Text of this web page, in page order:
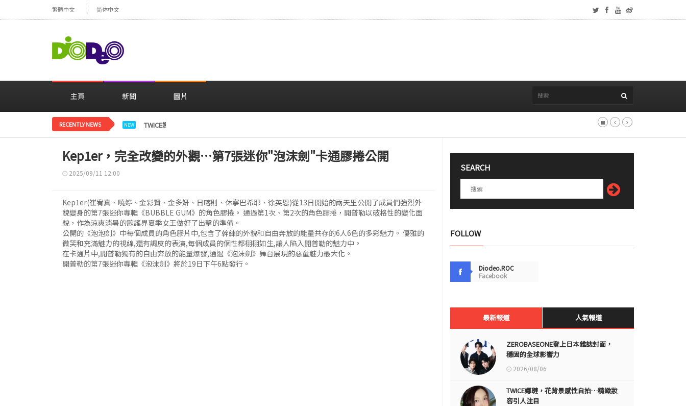
繁體中文 简体中文
主頁 新聞 圖片
RECENTLY NEWS NEW TWICE娜璉，花背景感性自拍…精緻妝容引人注目
Kep1er，完全改變的外觀…第7張迷你"泡沫劍"卡通膠捲公開
2025/09/11 12:00
Kep1er(崔宥真、曉婷、金彩賢、金多妍、日喀則、休寧巴希耶、徐英恩)從13日開始的兩天里公開了成員們強烈外
貌變身的第7張迷你專輯《BUBBLE GUM》的角色膠捲。 通過第1次、第2次的角色膠捲，開普勒以破格性的變化面
貌，作為涼爽消暑的歌謠界夏季女王做好了出擊的準備。
公開的《泡泡劍》中每個成員的角色膠片中,包含了幹練的外貌和自由奔放的能量共存的6人6色的多彩魅力。 優雅的
微笑和充滿魅力的視線,還有調皮的表演,每個成員的個性都栩栩如生,讓人陷入開普勒的魅力中。
在卡通片中,開普勒獨有的自由奔放的能量爆發,通過《泡沫劍》舞台展現的惡童魅力最大化。
開普勒的第7張迷你專輯《泡沫劍》將於19日下午6點發行。
SEARCH
FOLLOW
Diodeo.ROC
Facebook
最新報道 人氣報道
ZEROBASEONE登上日本雜誌封面，
穩固的全球影響力
2026/08/06
TWICE娜璉，花背景感性自拍…精緻妝
容引人注目